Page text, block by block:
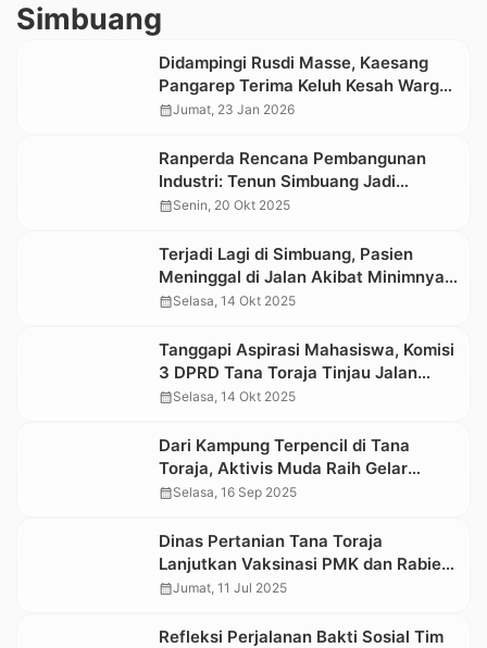
Simbuang
Didampingi Rusdi Masse, Kaesang
Pangarep Terima Keluh Kesah Warga
Simbuang Mappak
calendar_monthJumat, 23 Jan 2026
Ranperda Rencana Pembangunan
Industri: Tenun Simbuang Jadi
Industri Unggulan Daerah
calendar_monthSenin, 20 Okt 2025
Terjadi Lagi di Simbuang, Pasien
Meninggal di Jalan Akibat Minimnya
Sarana dan Prasarana Transportasi
calendar_monthSelasa, 14 Okt 2025
Tanggapi Aspirasi Mahasiswa, Komisi
3 DPRD Tana Toraja Tinjau Jalan
Poros Simbuang-Mappak
calendar_monthSelasa, 14 Okt 2025
Dari Kampung Terpencil di Tana
Toraja, Aktivis Muda Raih Gelar
Pascasarjana Universitas Indonesia
calendar_monthSelasa, 16 Sep 2025
Dinas Pertanian Tana Toraja
Lanjutkan Vaksinasi PMK dan Rabies
di Dua Kecamatan
calendar_monthJumat, 11 Jul 2025
Refleksi Perjalanan Bakti Sosial Tim